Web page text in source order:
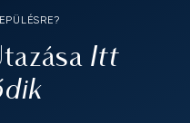
Itt